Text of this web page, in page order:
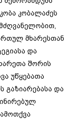
კობალაძეს
მხარესთან
და
შორის
უწყებათა
გაზიარებასა და